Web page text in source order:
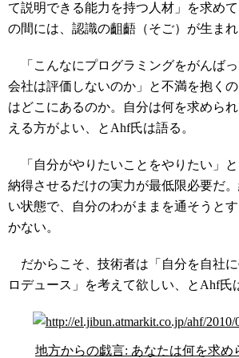
て説明できる能力を持つ人材」を求め
の間には、認識の齟齬（そご）が生まれ
「こんなにプログラミングをがんば
会社は評価しないのか」と不満を抱く
はどこにあるのか。自分は何を求めら
える方がよい、とAhf氏は語る。
「自分がやりたいことをやりたい」
納得させるだけの実力が最低限必要だ
い状態で、自分のわがままを通そうと
かない。
だからこそ、技術者は「自分を自社
ロデュース」を考えて欲しい、とAhf氏
地方からの戯言: あなたは何を求め